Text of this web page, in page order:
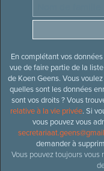
En complétant vos
vue de faire partie de la
de Koen Geens. Vous
quelles sont les données
sont vos droits ? Vous
relative à la vie privée. Si
vous pouvez vous
demander à
Vous pouvez toujours vous